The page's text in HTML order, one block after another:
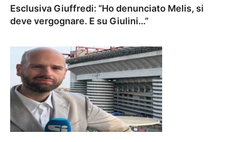
Esclusiva Giuffredi: “Ho denunciato Melis, si
deve vergognare. E su Giulini…”